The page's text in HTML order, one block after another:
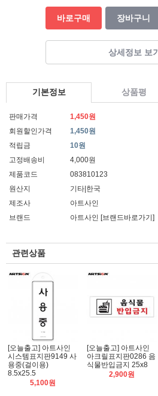
바로구매 장바구니
상세정보 보기
기본정보 상품평
판매가격
1,450원
회원할인가격
1,450원
적립금
10원
고정배송비
4,000원
제품코드
083810123
원산지
기타|한국
제조사
아트사인
브랜드
아트사인 [브랜드바로가기]
관련상품
[오늘출고] 아트사인
시스템표지판9149 사
용중(걸이용)
8.5x25.5
5,100원
[오늘출고] 아트사인
아크릴표지판0286 음
식물반입금지 25x8
2,900원